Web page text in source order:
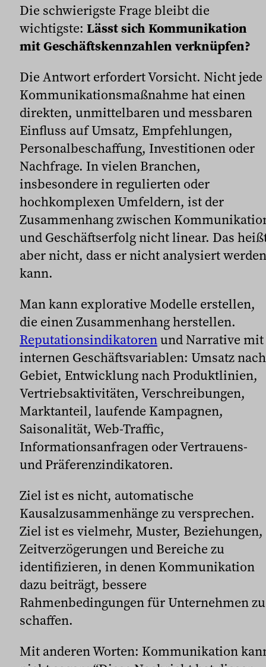
Die schwierigste Frage bleibt die
wichtigste: Lässt sich Kommunikation
mit Geschäftskennzahlen verknüpfen?
Die Antwort erfordert Vorsicht. Nicht jede
Kommunikationsmaßnahme hat einen
direkten, unmittelbaren und messbaren
Einfluss auf Umsatz, Empfehlungen,
Personalbeschaffung, Investitionen oder
Nachfrage. In vielen Branchen,
insbesondere in regulierten oder
hochkomplexen Umfeldern, ist der
Zusammenhang zwischen
und Geschäftserfolg nicht linear. Das
aber nicht, dass er nicht analysiert werden
kann.
Man kann explorative Modelle erstellen,
die einen Zusammenhang herstellen.
Reputationsindikatorenund Narrative mit
internen Geschäftsvariablen: Umsatz nach
Gebiet, Entwicklung nach Produktlinien,
Vertriebsaktivitäten, Verschreibungen,
Marktanteil, laufende Kampagnen,
Saisonalität, Web-Traffic,
Informationsanfragen oder Vertrauens-
und Präferenzindikatoren.
Ziel ist es nicht, automatische
Kausalzusammenhänge zu versprechen.
Ziel ist es vielmehr, Muster, Beziehungen,
Zeitverzögerungen und Bereiche zu
identifizieren, in denen Kommunikation
dazu beiträgt, bessere
Rahmenbedingungen für Unternehmen zu
schaffen.
Mit anderen Worten: Kommunikation